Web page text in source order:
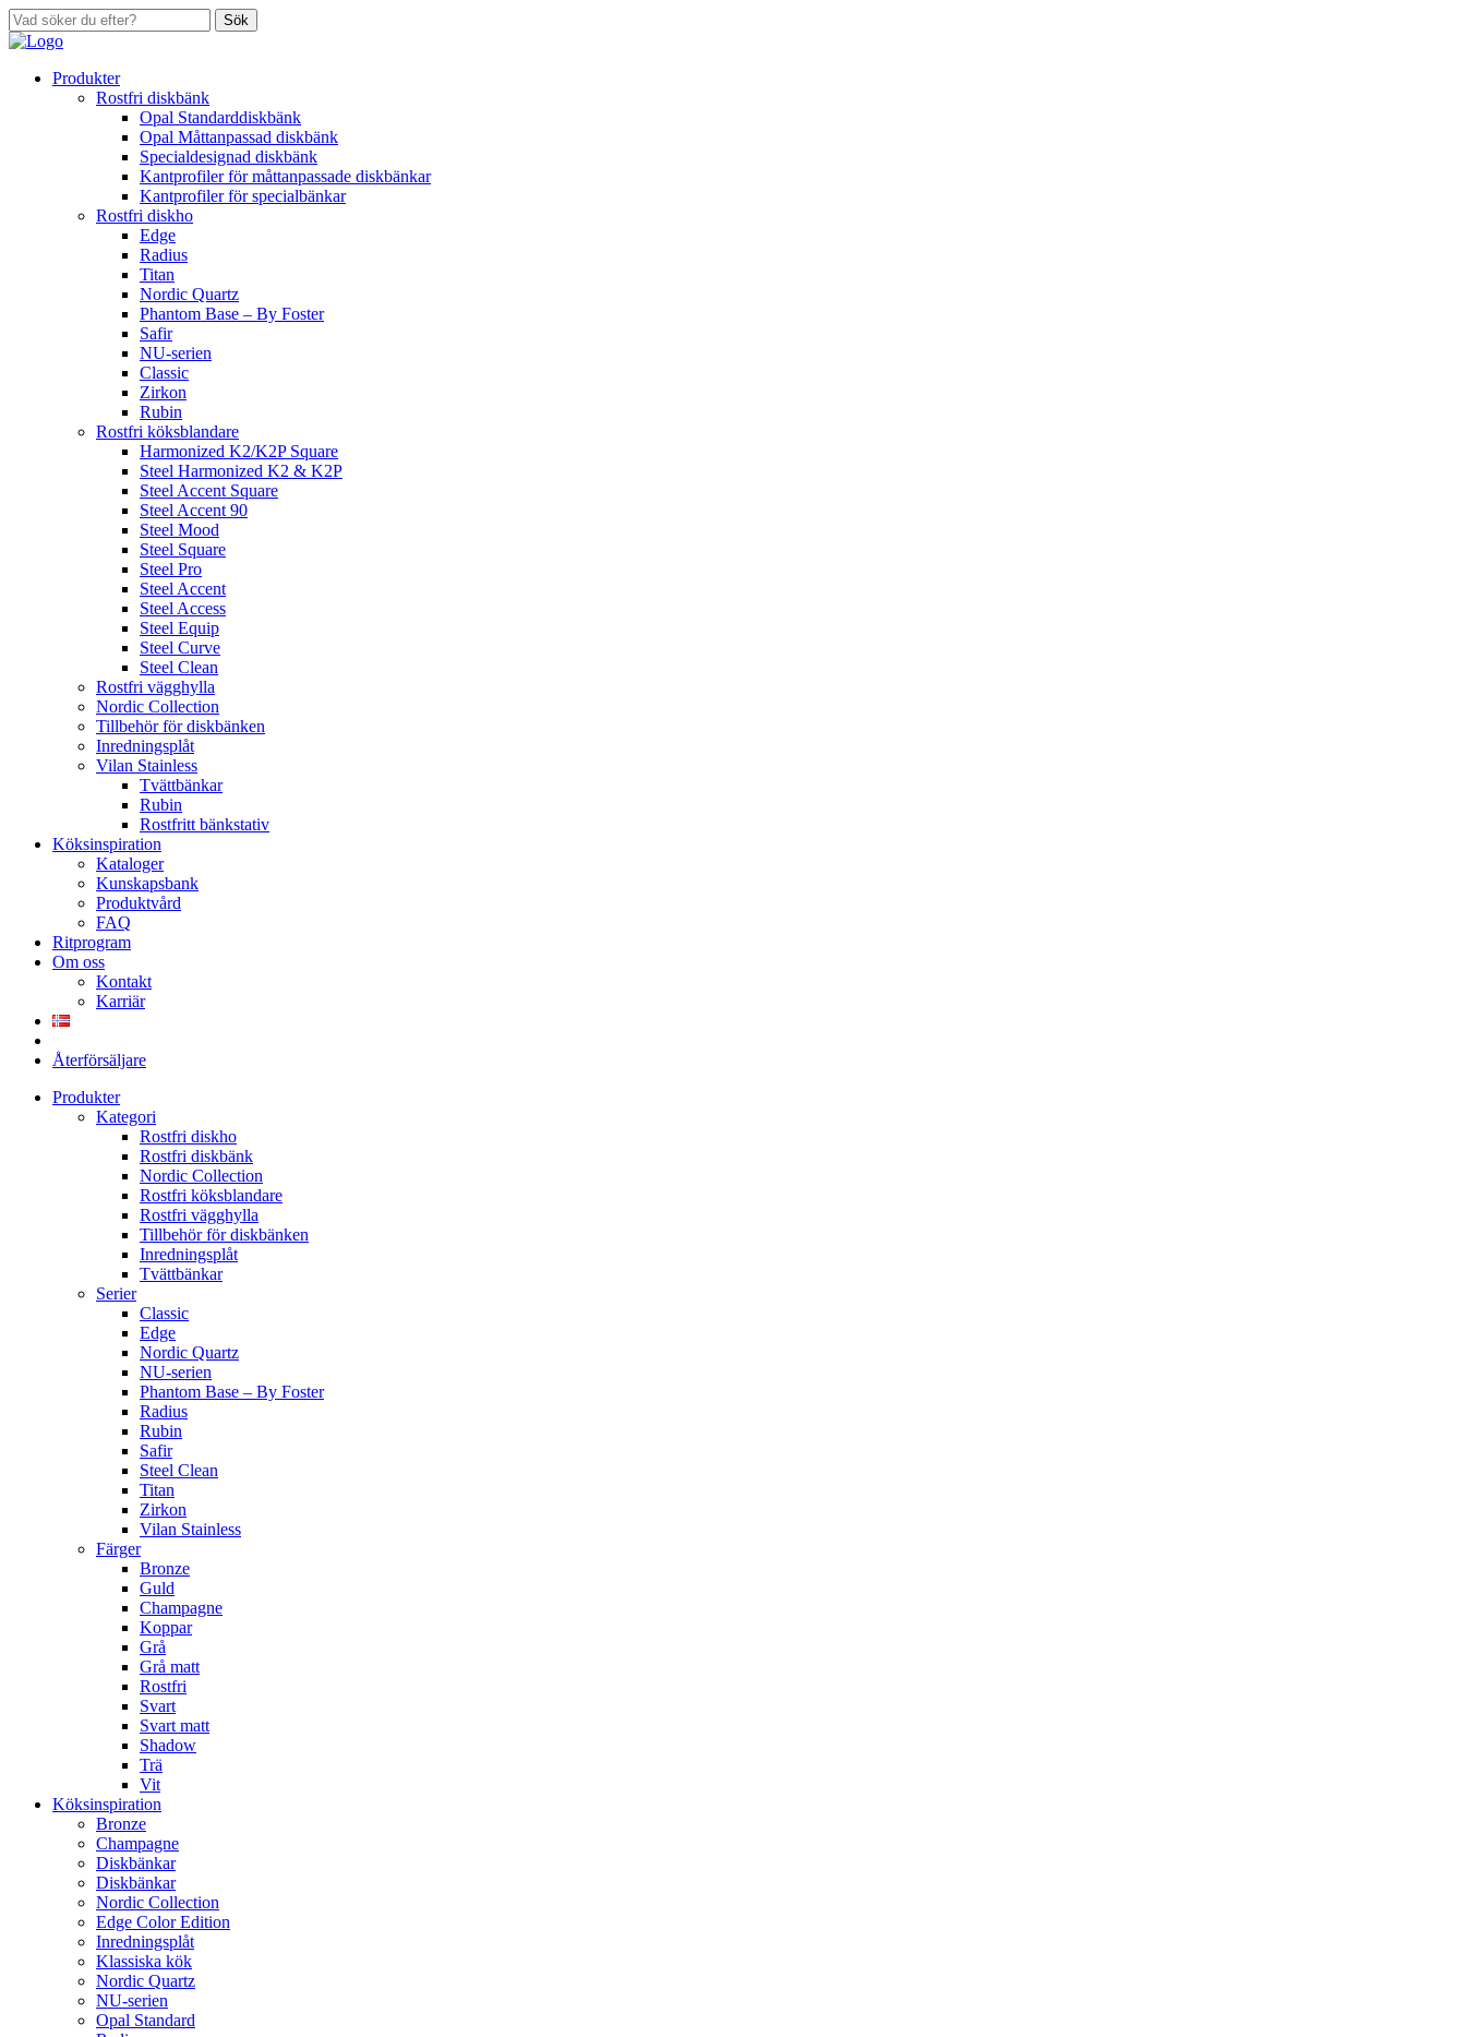
Sök
Produkter
Rostfri diskbänk
Opal Standarddiskbänk
Opal Måttanpassad diskbänk
Specialdesignad diskbänk
Kantprofiler för måttanpassade diskbänkar
Kantprofiler för specialbänkar
Rostfri diskho
Edge
Radius
Titan
Nordic Quartz
Phantom Base – By Foster
Safir
NU-serien
Classic
Zirkon
Rubin
Rostfri köksblandare
Harmonized K2/K2P Square
Steel Harmonized K2 & K2P
Steel Accent Square
Steel Accent 90
Steel Mood
Steel Square
Steel Pro
Steel Accent
Steel Access
Steel Equip
Steel Curve
Steel Clean
Rostfri vägghylla
Nordic Collection
Tillbehör för diskbänken
Inredningsplåt
Vilan Stainless
Tvättbänkar
Rubin
Rostfritt bänkstativ
Köksinspiration
Kataloger
Kunskapsbank
Produktvård
FAQ
Ritprogram
Om oss
Kontakt
Karriär
Återförsäljare
Produkter
Kategori
Rostfri diskho
Rostfri diskbänk
Nordic Collection
Rostfri köksblandare
Rostfri vägghylla
Tillbehör för diskbänken
Inredningsplåt
Tvättbänkar
Serier
Classic
Edge
Nordic Quartz
NU-serien
Phantom Base – By Foster
Radius
Rubin
Safir
Steel Clean
Titan
Zirkon
Vilan Stainless
Färger
Bronze
Guld
Champagne
Koppar
Grå
Grå matt
Rostfri
Svart
Svart matt
Shadow
Trä
Vit
Köksinspiration
Bronze
Champagne
Diskbänkar
Diskbänkar
Nordic Collection
Edge Color Edition
Inredningsplåt
Klassiska kök
Nordic Quartz
NU-serien
Opal Standard